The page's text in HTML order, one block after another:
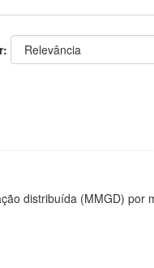
distribuída (MMGD) por